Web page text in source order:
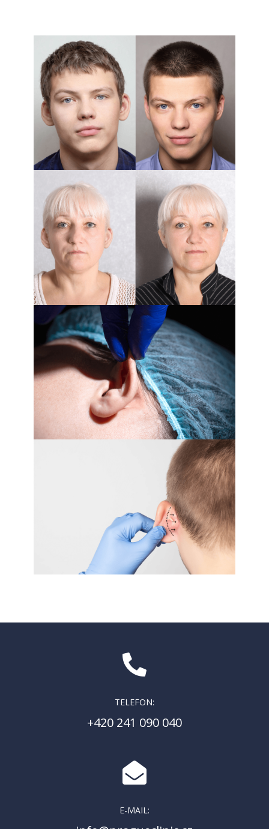

TELEFON:
+420 241 090 040

E-MAIL: